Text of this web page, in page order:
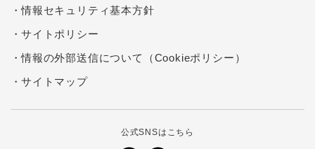
情報セキュリティ基本方針
サイトポリシー
情報の外部送信について（Cookieポリシー）
サイトマップ
公式SNSはこちら